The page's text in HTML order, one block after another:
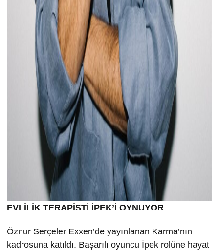
EVLİLİK TERAPİSTİ İPEK’İ OYNUYOR
Öznur Serçeler Exxen’de yayınlanan Karma’nın
kadrosuna katıldı. Başarılı oyuncu İpek rolüne hayat